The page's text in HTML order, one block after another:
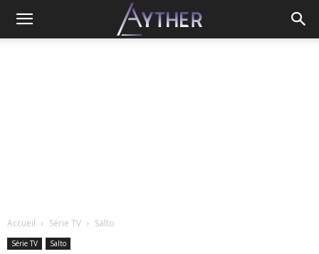
Accueil Série TV Salto
Série TV Salto